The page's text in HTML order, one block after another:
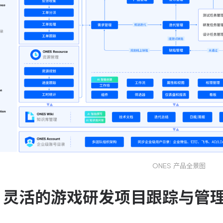
ONES 产品全景图
灵活的游戏研发项目跟踪与管